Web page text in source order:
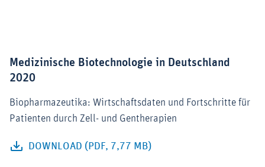
Medizinische Biotechnologie in Deutschland
2020
Biopharmazeutika: Wirtschaftsdaten und Fortschritte für
Patienten durch Zell- und Gentherapien
DOWNLOAD (PDF, 7,77 MB)